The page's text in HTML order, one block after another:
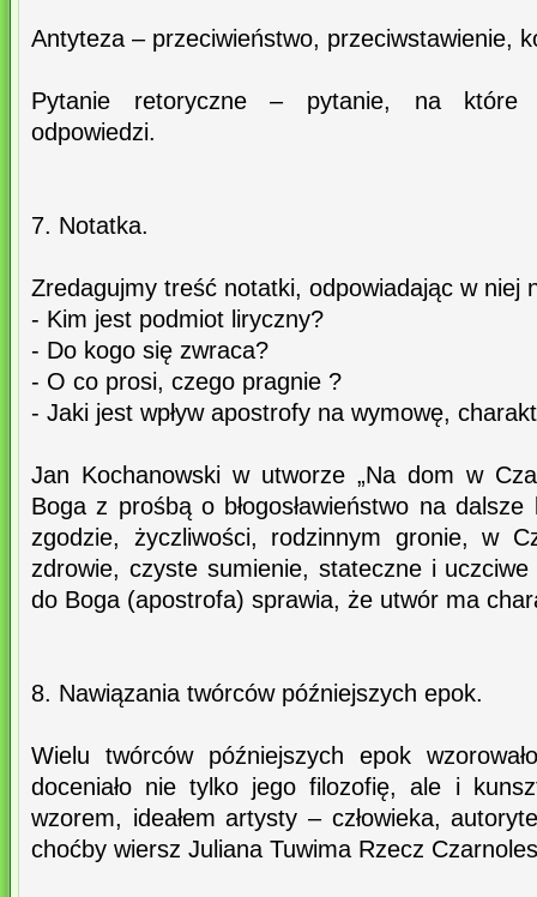
Antyteza – przeciwieństwo, przeciwstawienie,
Pytanie retoryczne – pytanie, na które
odpowiedzi.
7. Notatka.
Zredagujmy treść notatki, odpowiadając w niej
- Kim jest podmiot liryczny?
- Do kogo się zwraca?
- O co prosi, czego pragnie ?
- Jaki jest wpływ apostrofy na wymowę,
Jan Kochanowski w utworze „Na dom w
Boga z prośbą o błogosławieństwo na
zgodzie, życzliwości, rodzinnym gronie, w
zdrowie, czyste sumienie, stateczne i
do Boga (apostrofa) sprawia, że utwór ma
8. Nawiązania twórców późniejszych epok.
Wielu twórców późniejszych epok
doceniało nie tylko jego filozofię, ale i
wzorem, ideałem artysty – człowieka,
choćby wiersz Juliana Tuwima Rzecz